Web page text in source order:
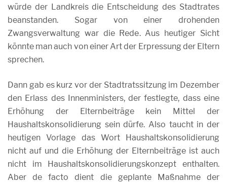
würde der Landkreis die Entscheidung des Stadtrates
beanstanden. Sogar von einer drohenden
Zwangsverwaltung war die Rede. Aus heutiger Sicht
könnte man auch von einer Art der Erpressung der Eltern
sprechen.
Dann gab es kurz vor der Stadtratssitzung im Dezember
den Erlass des Innenministers, der festlegte, dass eine
Erhöhung der Elternbeiträge kein Mittel der
Haushaltskonsolidierung sein dürfe. Also taucht in der
heutigen Vorlage das Wort Haushaltskonsolidierung
nicht auf und die Erhöhung der Elternbeiträge ist auch
nicht im Haushaltskonsolidierungskonzept enthalten.
Aber de facto dient die geplante Maßnahme der